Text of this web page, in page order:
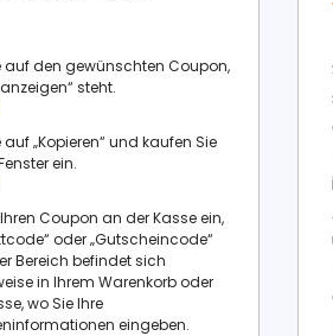
auf den gewünschten Coupon,
steht.
auf „Kopieren“ und kaufen Sie
ein.
Coupon an der Kasse ein,
oder „Gutscheincode“
Bereich befindet sich
in Ihrem Warenkorb oder
wo Sie Ihre
eingeben.